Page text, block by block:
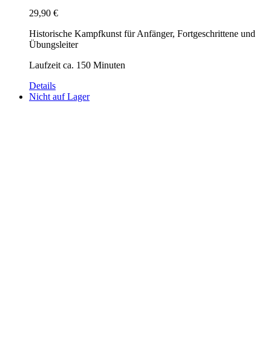
29,90 €
Historische Kampfkunst für Anfänger, Fortgeschrittene und
Übungsleiter
Laufzeit ca. 150 Minuten
Details
Nicht auf Lager